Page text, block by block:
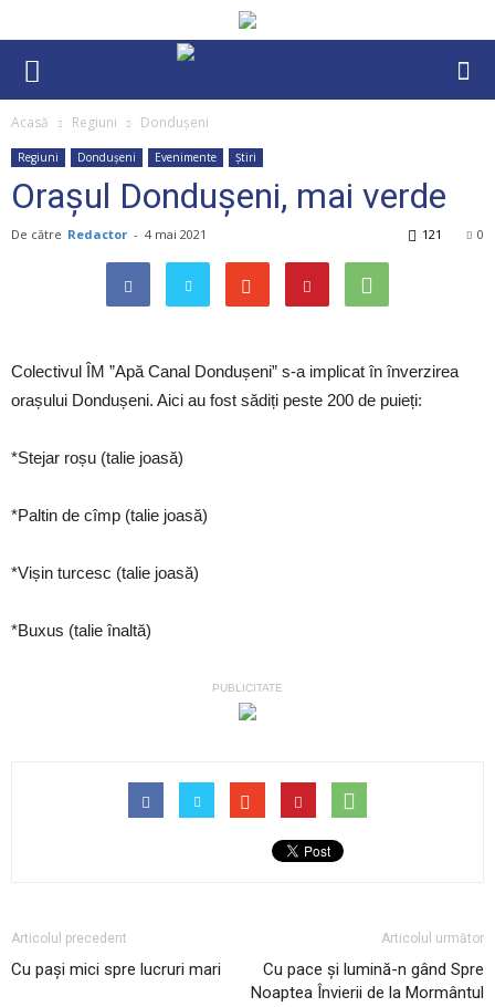
Acasă Regiuni Dondușeni
Regiuni Dondușeni Evenimente Știri
Orașul Dondușeni, mai verde
De către Redactor - 4 mai 2021 0
121
Colectivul ÎM ”Apă Canal Dondușeni” s-a implicat în înverzirea
orașului Dondușeni. Aici au fost sădiți peste 200 de puieți:
*Stejar roșu (talie joasă)
*Paltin de cîmp (talie joasă)
*Vișin turcesc (talie joasă)
*Buxus (talie înaltă)
PUBLICITATE
Articolul precedent
Cu pași mici spre lucruri mari
Articolul următor
Cu pace și lumină-n gând Spre
Noaptea Învierii de la Mormântul